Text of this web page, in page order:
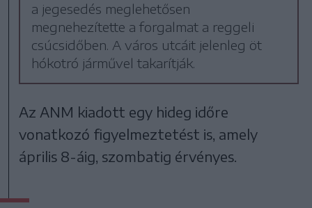
a jegesedés meglehetősen
megnehezítette a forgalmat a reggeli
csúcsidőben. A város utcáit jelenleg öt
hókotró járművel takarítják.
Az ANM kiadott egy hideg időre
vonatkozó figyelmeztetést is, amely
április 8-áig, szombatig érvényes.